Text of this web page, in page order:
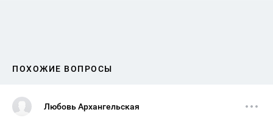
ПОХОЖИЕ ВОПРОСЫ
Любовь Архангельская